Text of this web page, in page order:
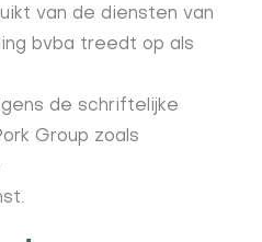
van de diensten van
bvba treedt op als
de schriftelijke
Group zoals